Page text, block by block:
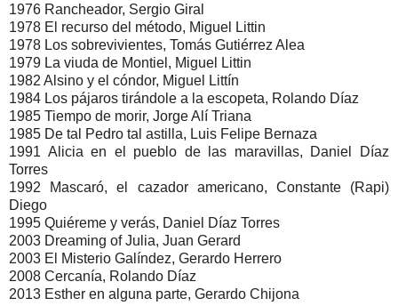
1976 Rancheador, Sergio Giral
1978 El recurso del método, Miguel Littin
1978 Los sobrevivientes, Tomás Gutiérrez Alea
1979 La viuda de Montiel, Miguel Littin
1982 Alsino y el cóndor, Miguel Littín
1984 Los pájaros tirándole a la escopeta, Rolando Díaz
1985 Tiempo de morir, Jorge Alí Triana
1985 De tal Pedro tal astilla, Luis Felipe Bernaza
1991 Alicia en el pueblo de las maravillas, Daniel Díaz
Torres
1992 Mascaró, el cazador americano, Constante (Rapi)
Diego
1995 Quiéreme y verás, Daniel Díaz Torres
2003 Dreaming of Julia, Juan Gerard
2003 El Misterio Galíndez, Gerardo Herrero
2008 Cercanía, Rolando Díaz
2013 Esther en alguna parte, Gerardo Chijona